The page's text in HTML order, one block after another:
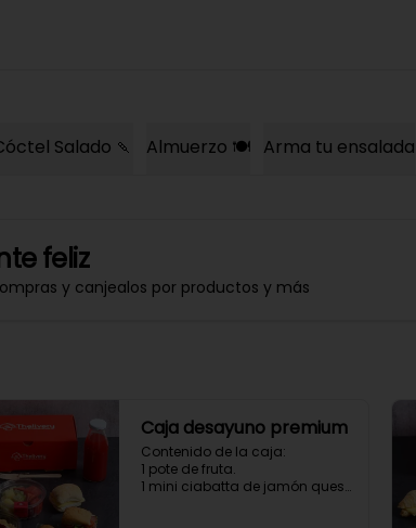
Salado 🍡 Almuerzo 🍽️ Arma tu ensalada
feliz
y canjealos por productos y más
Caja desayuno premium
Contenido de la caja:
1 pote de fruta.
1 mini ciabatta de jamón queso